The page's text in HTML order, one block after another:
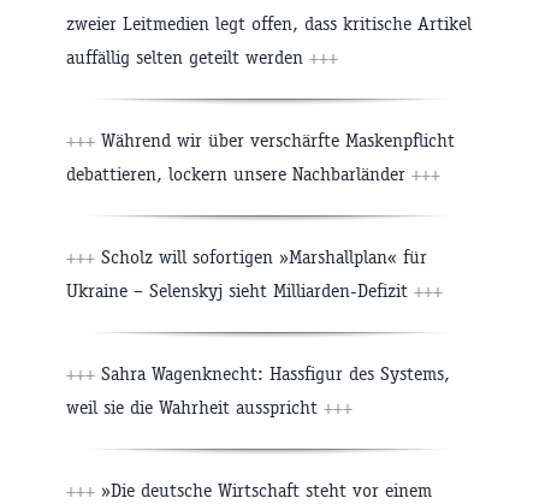
zweier Leitmedien legt offen, dass kritische Artikel
auffällig selten geteilt werden +++
+++ Während wir über verschärfte Maskenpflicht
debattieren, lockern unsere Nachbarländer +++
+++ Scholz will sofortigen »Marshallplan« für
Ukraine – Selenskyj sieht Milliarden-Defizit +++
+++ Sahra Wagenknecht: Hassfigur des Systems,
weil sie die Wahrheit ausspricht +++
+++ »Die deutsche Wirtschaft steht vor einem